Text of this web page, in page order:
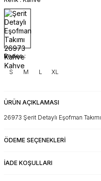
Beden :
S M L XL
ÜRÜN AÇIKLAMASI
26973 Şerit Detaylı Eşofman Takımı
ÖDEME SEÇENEKLERI
İADE KOŞULLARI